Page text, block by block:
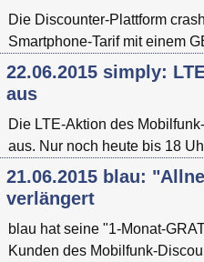
Die Discounter-Plattform
Smartphone-Tarif mit einem
22.06.2015 simply:
aus
Die LTE-Aktion des
aus. Nur noch heute bis 18
21.06.2015 blau:
verlängert
blau hat seine "1-Monat-
Kunden des Mobilfunk-